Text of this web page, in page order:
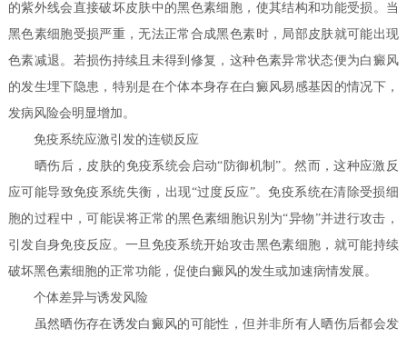
的紫外线会直接破坏皮肤中的黑色素细胞，使其结构和功能受损。当
黑色素细胞受损严重，无法正常合成黑色素时，局部皮肤就可能出现
色素减退。若损伤持续且未得到修复，这种色素异常状态便为白癜风
的发生埋下隐患，特别是在个体本身存在白癜风易感基因的情况下，
发病风险会明显增加。
免疫系统应激引发的连锁反应
晒伤后，皮肤的免疫系统会启动“防御机制”。然而，这种应激反
应可能导致免疫系统失衡，出现“过度反应”。免疫系统在清除受损细
胞的过程中，可能误将正常的黑色素细胞识别为“异物”并进行攻击，
引发自身免疫反应。一旦免疫系统开始攻击黑色素细胞，就可能持续
破坏黑色素细胞的正常功能，促使白癜风的发生或加速病情发展。
个体差异与诱发风险
虽然晒伤存在诱发白癜风的可能性，但并非所有人晒伤后都会发